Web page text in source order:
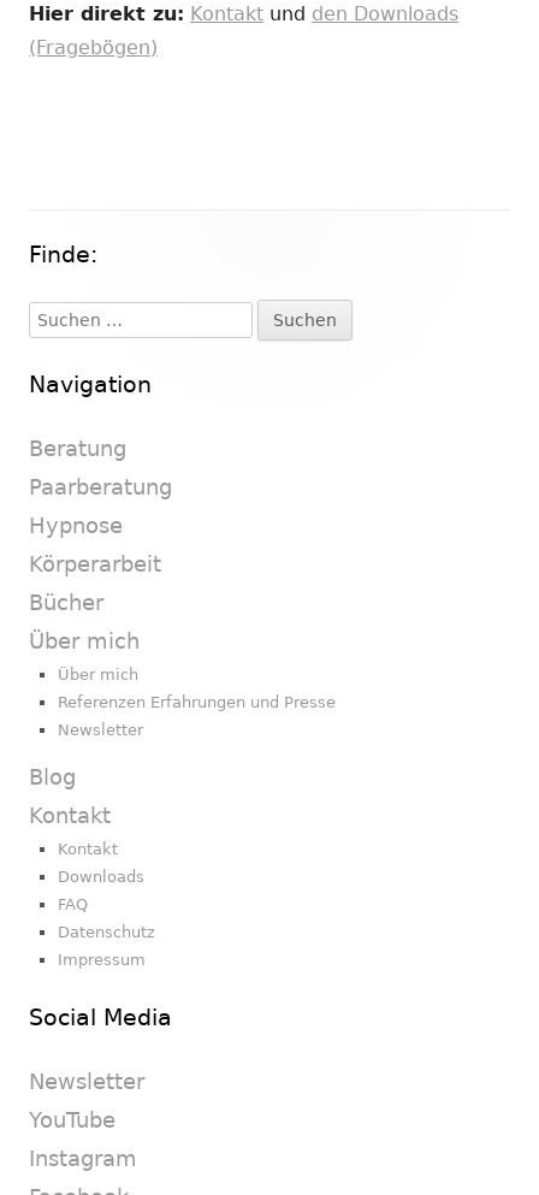
Hier direkt zu: Kontakt und den Downloads
(Fragebögen)
Haupt-
Seitenleiste
Finde:
Suchen
nach:
Navigation
Beratung
Paarberatung
Hypnose
Körperarbeit
Bücher
Über mich
Über mich
Referenzen Erfahrungen und Presse
Newsletter
Blog
Kontakt
Kontakt
Downloads
FAQ
Datenschutz
Impressum
Social Media
Newsletter
YouTube
Instagram